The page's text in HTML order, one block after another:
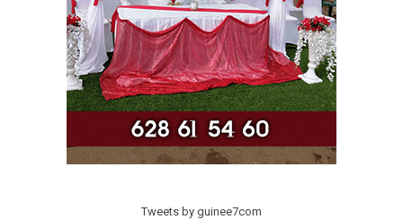
Tweets by guinee7com